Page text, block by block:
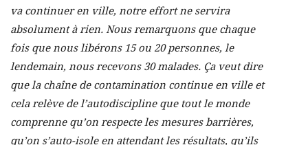
va continuer en ville, notre effort ne servira
absolument à rien. Nous remarquons que chaque
fois que nous libérons 15 ou 20 personnes, le
lendemain, nous recevons 30 malades. Ça veut dire
que la chaîne de contamination continue en ville et
cela relève de l’autodiscipline que tout le monde
comprenne qu’on respecte les mesures barrières,
qu’on s’auto-isole en attendant les résultats, qu’ils